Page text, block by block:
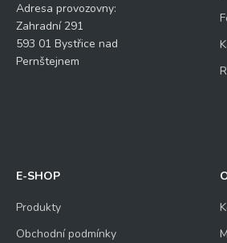
Adresa provozovny:
Zahradní 291
593 01 Bystřice nad
Pernštejnem
E-SHOP
Produkty
Obchodní podmínky